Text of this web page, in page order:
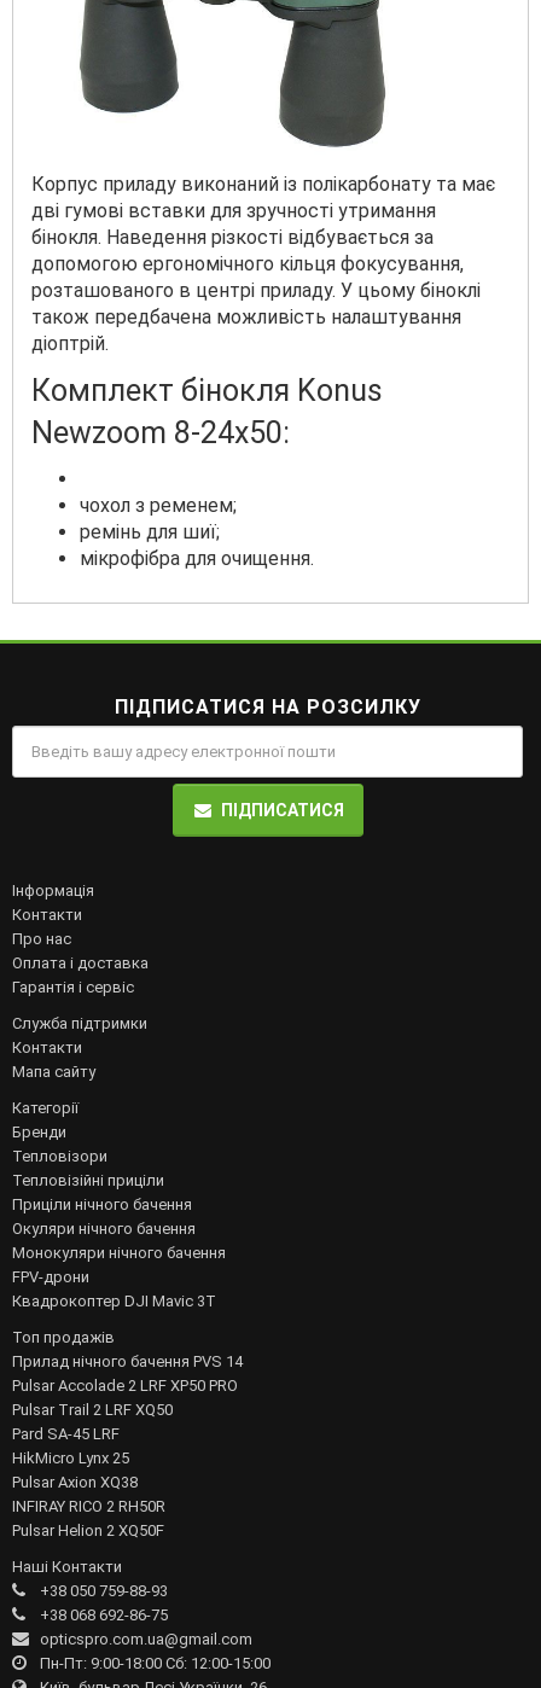
Корпус приладу виконаний із полікарбонату та має
дві гумові вставки для зручності утримання
бінокля. Наведення різкості відбувається за
допомогою ергономічного кільця фокусування,
розташованого в центрі приладу. У цьому біноклі
також передбачена можливість налаштування
діоптрій.
Комплект бінокля Konus
Newzoom 8-24x50:
чохол з ременем;
ремінь для шиї;
мікрофібра для очищення.
ПІДПИСАТИСЯ НА РОЗСИЛКУ
ПІДПИСАТИСЯ
Інформація
Контакти
Про нас
Оплата і доставка
Гарантія і сервіс
Служба підтримки
Контакти
Мапа сайту
Категорії
Бренди
Тепловізори
Тепловізійні приціли
Приціли нічного бачення
Окуляри нічного бачення
Монокуляри нічного бачення
FPV-дрони
Квадрокоптер DJI Mavic 3T
Топ продажів
Прилад нічного бачення PVS 14
Pulsar Accolade 2 LRF XP50 PRO
Pulsar Trail 2 LRF XQ50
Pard SA-45 LRF
HikMicro Lynx 25
Pulsar Axion XQ38
INFIRAY RICO 2 RH50R
Pulsar Helion 2 XQ50F
Наші Контакти
+38 050 759-88-93
+38 068 692-86-75
opticspro.com.ua@gmail.com
Пн-Пт: 9:00-18:00 Сб: 12:00-15:00